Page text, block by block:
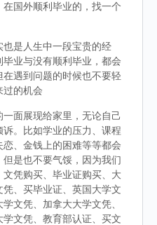
国外顺利毕业的，找一个
是人生中一段宝贵的经
业与没有顺利毕业，都会
遇到问题的时候也不要轻
过的机会
面展现给家里，无论自己
。比如学业的压力、课程
、金钱上的困难等等都会
是也不要气馁，因为我们
凭购买、毕业证购买、大
、买毕业证、英国大学文
文凭、加拿大大学文凭、
文凭、教育部认证、买文